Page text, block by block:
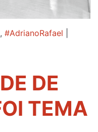
, #AdrianoRafael
DE
TEMA